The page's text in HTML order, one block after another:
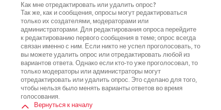
Как мне отредактировать или удалить опрос?
Так же, как и сообщения, опросы могут редактироваться
только их создателями, модераторами или
администраторами. Для редактирования опроса перейдите
к редактированию первого сообщения в теме; опрос всегда
связан именно с ним. Если никто не успел проголосовать, то
вы можете удалить опрос или отредактировать любой из
вариантов ответа. Однако если кто-то уже проголосовал, то
только модераторы или администраторы могут
отредактировать или удалить опрос. Это сделано для того,
чтобы нельзя было менять варианты ответов во время
голосования.
Вернуться к началу